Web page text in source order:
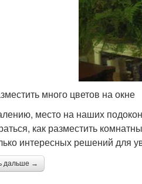
много цветов на окне
место на наших
как разместить
интересных решений для
дальше →